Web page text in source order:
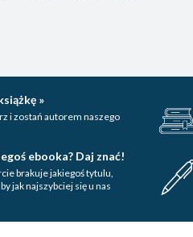
»
i zostań autorem naszego
ebooka? Daj znać!
brakuje jakiegoś tytulu,
jak najszybciej się u nas